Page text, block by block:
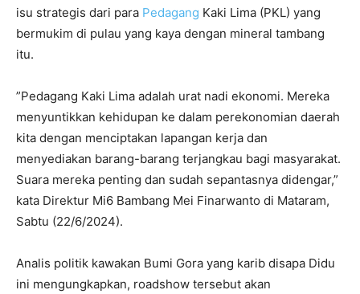
isu strategis dari para Pedagang Kaki Lima (PKL) yang
bermukim di pulau yang kaya dengan mineral tambang
itu.
”Pedagang Kaki Lima adalah urat nadi ekonomi. Mereka
menyuntikkan kehidupan ke dalam perekonomian daerah
kita dengan menciptakan lapangan kerja dan
menyediakan barang-barang terjangkau bagi masyarakat.
Suara mereka penting dan sudah sepantasnya didengar,”
kata Direktur Mi6 Bambang Mei Finarwanto di Mataram,
Sabtu (22/6/2024).
Analis politik kawakan Bumi Gora yang karib disapa Didu
ini mengungkapkan, roadshow tersebut akan